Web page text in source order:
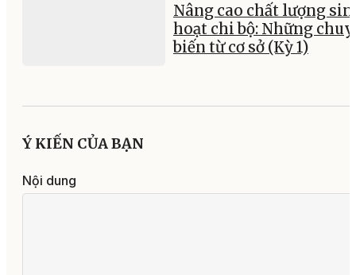
Nâng cao chất lượng
hoạt chi bộ: Những
biến từ cơ sở (Kỳ 1)
Ý KIẾN CỦA BẠN
Nội dung